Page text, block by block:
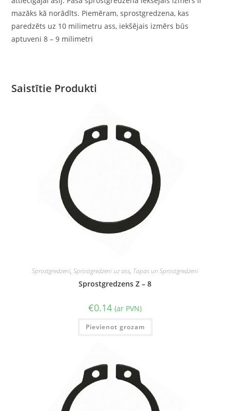
mazāks kā norādīts. Piemēram, sprostgredzena, kas
paredzēts uz 10 milimetru ass, iekšējais izmērs būs
aptuveni 8 – 9 milimetri
Saistītie Produkti
Sprostgredzeni, Sprostgredzeni uz ass, Tapas un Sprostgredzeni
Sprostgredzens Z – 8
€0.14 (ar PVN)
Pievienot grozam